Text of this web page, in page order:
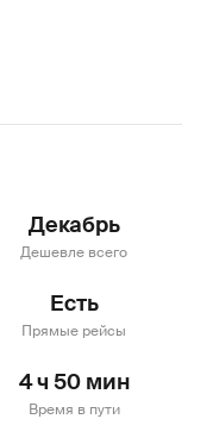
Декабрь
Дешевле всего
Есть
Прямые рейсы
4 ч 50 мин
Время в пути